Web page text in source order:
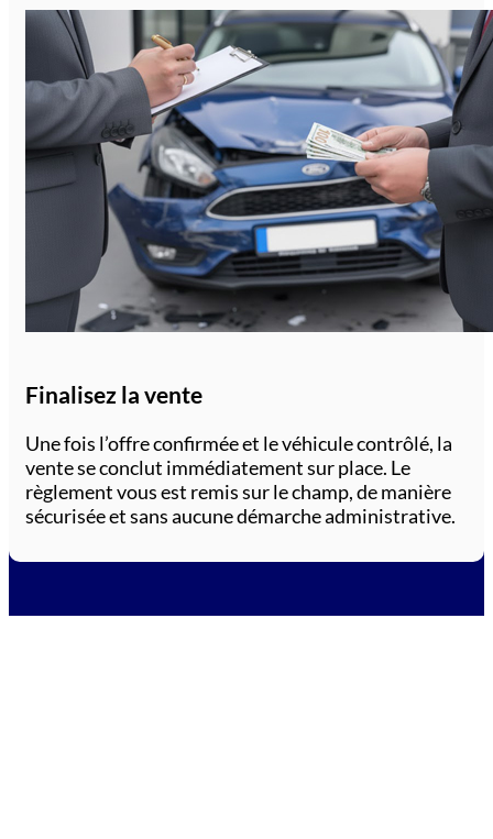
Finalisez la vente
Une fois l’offre confirmée et le véhicule contrôlé, la
vente se conclut immédiatement sur place. Le
règlement vous est remis sur le champ, de manière
sécurisée et sans aucune démarche administrative.